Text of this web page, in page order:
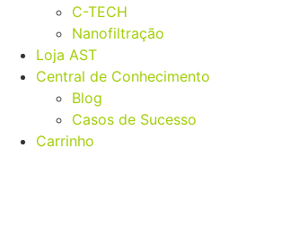
C-TECH
Nanofiltração
Loja AST
Central de Conhecimento
Blog
Casos de Sucesso
Carrinho